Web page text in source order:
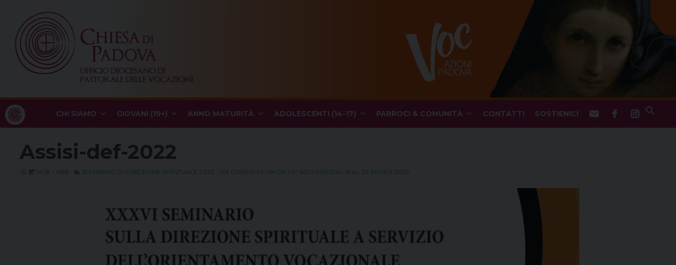
content
CHI SIAMO GIOVANI (19+) ANNO MATURITÀ ADOLESCENTI (14-17) PARROCI & COMUNITÀ CONTATTI SOSTIENICI
Assisi-def-2022
1408 × 888 SEMINARIO DI DIREZIONE SPIRITUALE 2022. “UN CORPO MI HAI DATO” AD ASSISI DAL 19 AL 22 APRILE 2022